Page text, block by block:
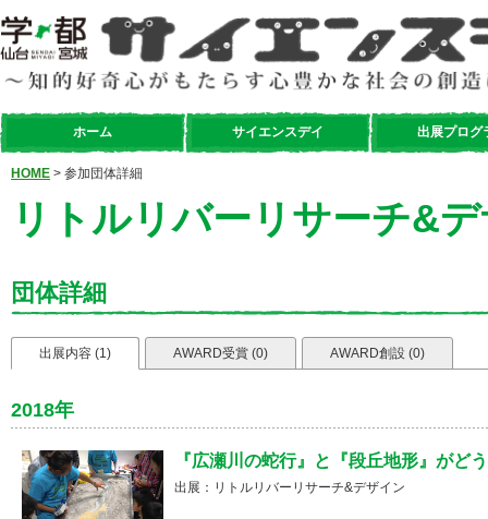
ホーム サイエンスデイ 出展プログ
HOME > 参加団体詳細
リトルリバーリサーチ&
団体詳細
出展内容 (1) AWARD受賞 (0) AWARD創設 (0)
2018年
『広瀬川の蛇行』と『段丘地形』がど
出展：リトルリバーリサーチ&デザイン